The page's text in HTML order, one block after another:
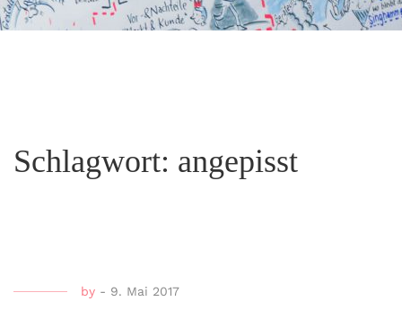
Schlagwort: angepisst
by - 9. Mai 2017